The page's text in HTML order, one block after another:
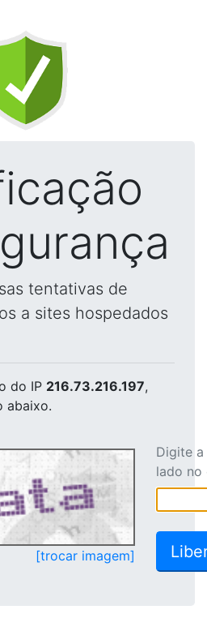
tentativas de
a sites hospedados
do IP 216.73.216.197,
abaixo.
[trocar imagem]
Digite
lado no